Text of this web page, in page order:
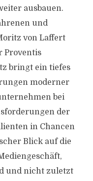
ausbauen.
und
von Laffert
Proventis
bringt ein tiefes
moderner
bei
der
in Chancen
Blick auf die
und nicht zuletzt